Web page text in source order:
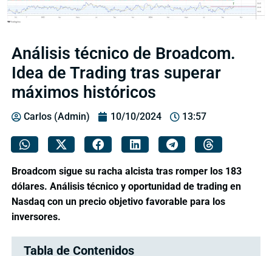
Análisis técnico de Broadcom.
Idea de Trading tras superar
máximos históricos
Carlos (Admin) 10/10/2024 13:57
Broadcom sigue su racha alcista tras romper los 183
dólares. Análisis técnico y oportunidad de trading en
Nasdaq con un precio objetivo favorable para los
inversores.
Tabla de Contenidos